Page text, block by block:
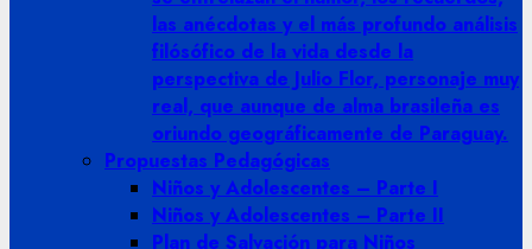
las anécdotas y el más profundo análisis
filósófico de la vida desde la
perspectiva de Julio Flor, personaje muy
real, que aunque de alma brasileña es
oriundo geográficamente de Paraguay.
Propuestas Pedagógicas
Niños y Adolescentes – Parte I
Niños y Adolescentes – Parte II
Plan de Salvación para Niños